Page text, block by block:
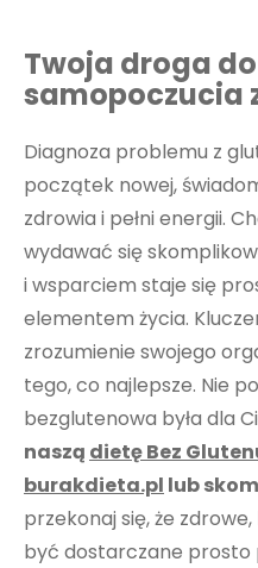
Twoja droga
samopoczucia
Diagnoza problemu z
początek nowej,
zdrowia i pełni energii.
wydawać się
i wsparciem staje się
elementem życia.
zrozumienie swojego
tego, co najlepsze. Nie
bezglutenowa była dla
naszą dietę Bez
burakdieta.pl lub
przekonaj się, że
być dostarczane prosto